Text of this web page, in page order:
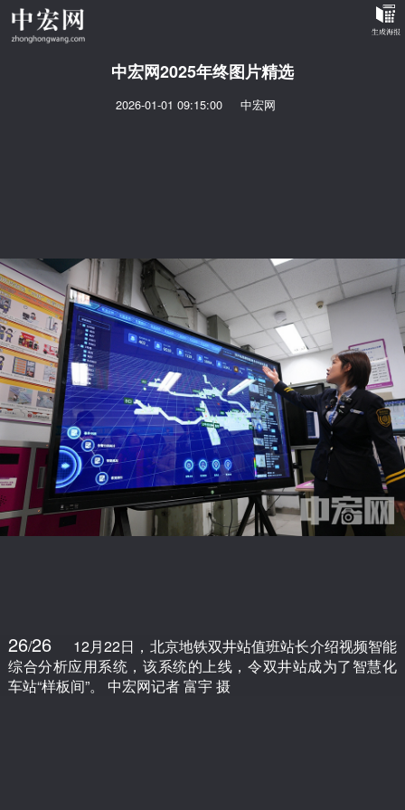
中宏网2025年终图片精选
2026-01-01 09:15:00 中宏网
26/26
12月22日，北京地铁双井站值班站长介绍视频智能
综合分析应用系统，该系统的上线，令双井站成为了智慧化
车站“样板间”。 中宏网记者 富宇 摄